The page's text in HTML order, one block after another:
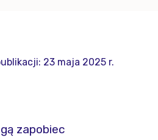
23 maja 2025 r.
zapobiec